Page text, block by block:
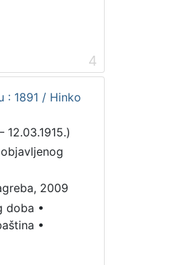
4
: 1891 / Hinko
12.03.1915.)
2009
doba •
•